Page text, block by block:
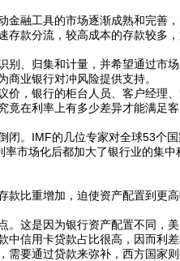
融工具的市场逐渐成熟和完善
存款分流，较高成本的存款较多
、归集和计量，并希望通过市场
业银行对冲风险提供支持。
，银行的柜台人员、客户经理
竟在利率上有多少差异才能满足
。IMF的几位专家对全球53个
市场化后都加大了银行业的集中
比重增加，迫使资产配置到更
这是因为银行资产配置不同，
信用卡贷款占比很高，因而利差
要通过贷款来弥补，西方国家